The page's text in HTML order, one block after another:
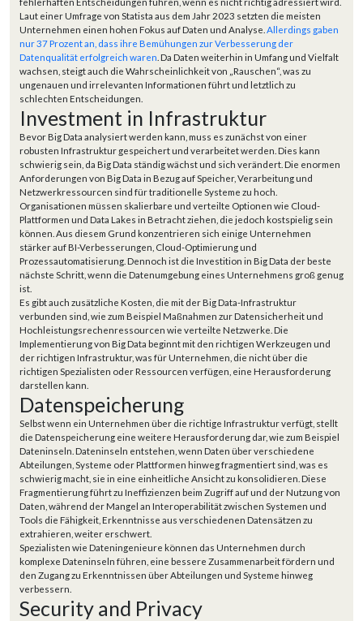
Laut einer Umfrage von Statista aus dem Jahr 2023 setzten die meisten
Unternehmen einen hohen Fokus auf Daten und Analyse. Allerdings gaben
nur 37 Prozent an, dass ihre Bemühungen zur Verbesserung der
Datenqualität erfolgreich waren . Da Daten weiterhin in Umfang und Vielfalt
wachsen, steigt auch die Wahrscheinlichkeit von „Rauschen“, was zu
ungenauen und irrelevanten Informationen führt und letztlich zu
schlechten Entscheidungen.
Investment in Infrastruktur
Bevor Big Data analysiert werden kann, muss es zunächst von einer
robusten Infrastruktur gespeichert und verarbeitet werden. Dies kann
schwierig sein, da Big Data ständig wächst und sich verändert. Die enormen
Anforderungen von Big Data in Bezug auf Speicher, Verarbeitung und
Netzwerkressourcen sind für traditionelle Systeme zu hoch.
Organisationen müssen skalierbare und verteilte Optionen wie Cloud-
Plattformen und Data Lakes in Betracht ziehen, die jedoch kostspielig sein
können. Aus diesem Grund konzentrieren sich einige Unternehmen
stärker auf BI-Verbesserungen, Cloud-Optimierung und
Prozessautomatisierung. Dennoch ist die Investition in Big Data der beste
nächste Schritt, wenn die Datenumgebung eines Unternehmens groß genug
ist.
Es gibt auch zusätzliche Kosten, die mit der Big Data-Infrastruktur
verbunden sind, wie zum Beispiel Maßnahmen zur Datensicherheit und
Hochleistungsrechenressourcen wie verteilte Netzwerke. Die
Implementierung von Big Data beginnt mit den richtigen Werkzeugen und
der richtigen Infrastruktur, was für Unternehmen, die nicht über die
richtigen Spezialisten oder Ressourcen verfügen, eine Herausforderung
darstellen kann.
Datenspeicherung
Selbst wenn ein Unternehmen über die richtige Infrastruktur verfügt, stellt
die Datenspeicherung eine weitere Herausforderung dar, wie zum Beispiel
Dateninseln. Dateninseln entstehen, wenn Daten über verschiedene
Abteilungen, Systeme oder Plattformen hinweg fragmentiert sind, was es
schwierig macht, sie in eine einheitliche Ansicht zu konsolidieren. Diese
Fragmentierung führt zu Ineffizienzen beim Zugriff auf und der Nutzung von
Daten, während der Mangel an Interoperabilität zwischen Systemen und
Tools die Fähigkeit, Erkenntnisse aus verschiedenen Datensätzen zu
extrahieren, weiter erschwert.
Spezialisten wie Dateningenieure können das Unternehmen durch
komplexe Dateninseln führen, eine bessere Zusammenarbeit fördern und
den Zugang zu Erkenntnissen über Abteilungen und Systeme hinweg
verbessern.
Security and Privacy